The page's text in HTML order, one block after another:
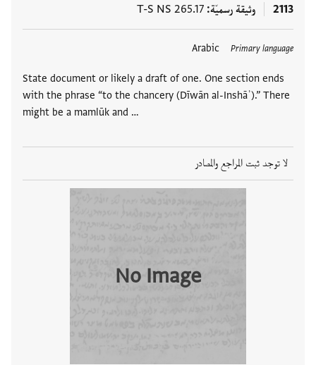
2113 وثيقة رسميّة T-S NS 265.17
Primary language
Arabic
State document or likely a draft of one. One section ends
with the phrase “to the chancery (Dīwān al-Inshāʾ).” There
might be a mamlūk and …
لا توجد ثبت المراجع والمصادر
No Image